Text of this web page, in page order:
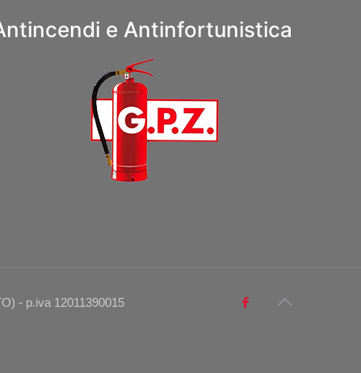
e Antinfortunistica
- p.iva 12011390015